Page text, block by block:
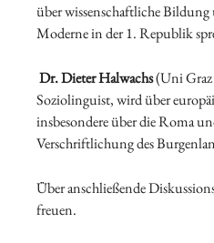
über wissenschaftliche
Moderne in der 1. Republik
Dr. Dieter Halwachs(Uni
Soziolinguist, wird über
insbesondere über die Roma
Verschriftlichung des
Über anschließende
freuen.